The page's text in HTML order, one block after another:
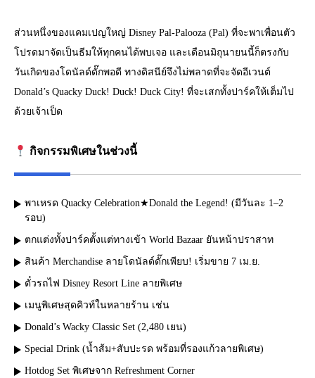
ส่วนหนึ่งของแคมเปญใหญ่ Disney Pal-Palooza (Pal) ที่จะพาเพื่อนตัว
โปรดมาจัดเป็นธีมให้ทุกคนได้พบเจอ และเดือนมิถุนายนนี้ก็ตรงกับ
วันเกิดของโดนัลด์ดั๊กพอดี ทางดิสนีย์จึงไม่พลาดที่จะจัดอีเวนต์
Donald’s Quacky Duck! Duck! Duck City! ที่จะเสกทั้งปาร์คให้เต็มไป
ด้วยเจ้าเป็ด
กิจกรรมพิเศษในช่วงนี้
พาเหรด Quacky Celebration★Donald the Legend! (มีวันละ 1–2
รอบ)
ตกแต่งทั้งปาร์คตั้งแต่ทางเข้า World Bazaar ยันหน้าปราสาท
สินค้า Merchandise ลายโดนัลด์ดั๊กเพียบ! เริ่มขาย 7 เม.ย.
ตั๋วรถไฟ Disney Resort Line ลายพิเศษ
เมนูพิเศษสุดคิวท์ในหลายร้าน เช่น
Donald’s Wacky Classic Set (2,480 เยน)
Special Drink (น้ำส้ม+สับปะรด พร้อมที่รองแก้วลายพิเศษ)
Hotdog Set พิเศษจาก Refreshment Corner